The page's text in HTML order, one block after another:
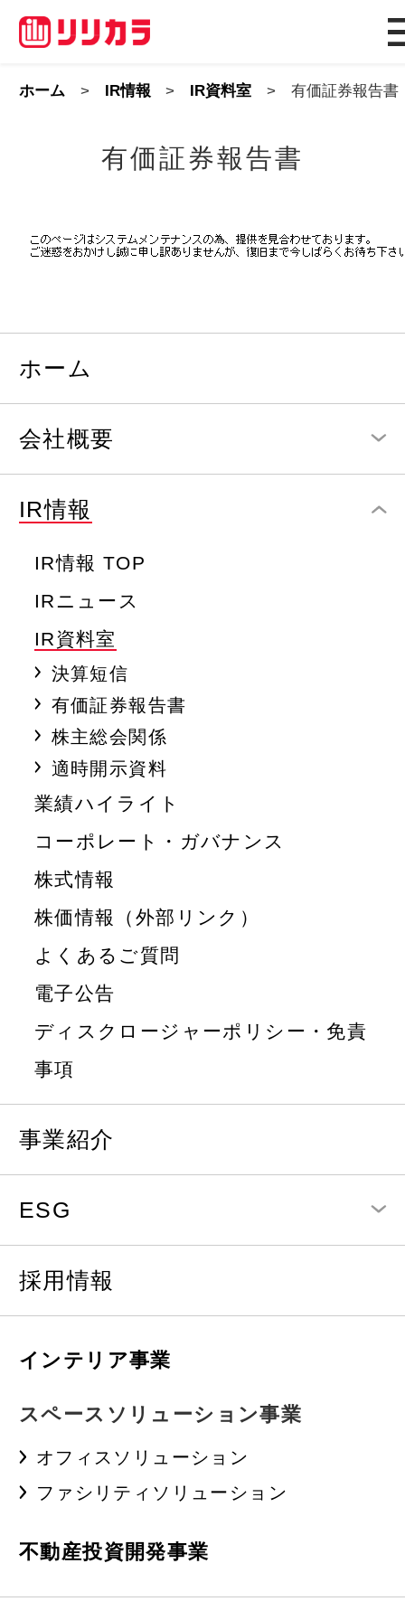
ホーム IR情報 IR資料室 有価証券報告書
有価証券報告書
ホーム
会社概要
IR情報
IR情報 TOP
IRニュース
IR資料室
決算短信
有価証券報告書
株主総会関係
適時開示資料
業績ハイライト
コーポレート・ガバナンス
株式情報
株価情報（外部リンク）
よくあるご質問
電子公告
ディスクロージャーポリシー・免責
事項
事業紹介
ESG
採用情報
インテリア事業
スペースソリューション事業
オフィスソリューション
ファシリティソリューション
不動産投資開発事業